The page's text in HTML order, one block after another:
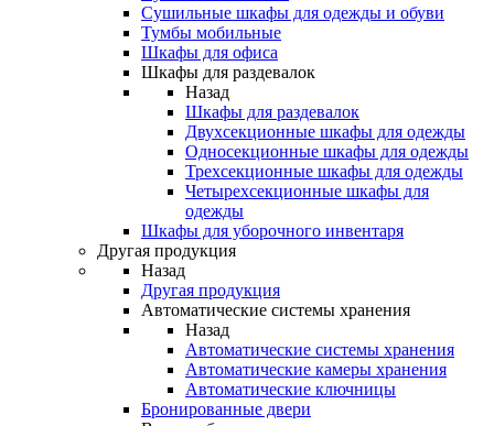
Сушильные шкафы для одежды и обуви
Тумбы мобильные
Шкафы для офиса
Шкафы для раздевалок
Назад
Шкафы для раздевалок
Двухсекционные шкафы для одежды
Односекционные шкафы для одежды
Трехсекционные шкафы для одежды
Четырехсекционные шкафы для
одежды
Шкафы для уборочного инвентаря
Другая продукция
Назад
Другая продукция
Автоматические системы хранения
Назад
Автоматические системы хранения
Автоматические камеры хранения
Автоматические ключницы
Бронированные двери